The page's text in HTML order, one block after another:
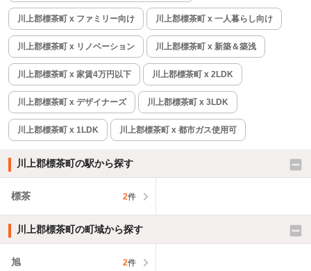
川上郡標茶町 x ファミリー向け 川上郡標茶町 x 一人暮らし向け
川上郡標茶町 x リノベーション 川上郡標茶町 x 新築＆築浅
川上郡標茶町 x 家賃4万円以下 川上郡標茶町 x 2LDK
川上郡標茶町 x デザイナーズ 川上郡標茶町 x 3LDK
川上郡標茶町 x 1LDK 川上郡標茶町 x 都市ガス使用可
川上郡標茶町の駅から探す
標茶 2件
川上郡標茶町の町域から探す
旭 2件